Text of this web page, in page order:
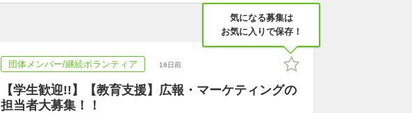
気になる募集は
お気に入りで保存！
団体メンバー/継続ボランティア 16日前
【学生歓迎!!】【教育支援】広報・マーケティングの
担当者大募集！！